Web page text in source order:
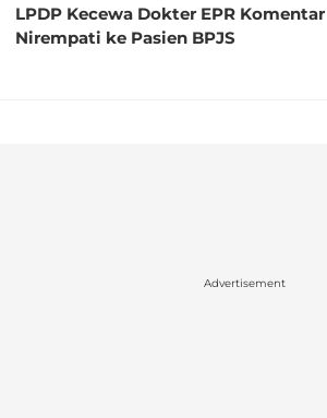
LPDP Kecewa Dokter EPR Komentar
Nirempati ke Pasien BPJS
Advertisement